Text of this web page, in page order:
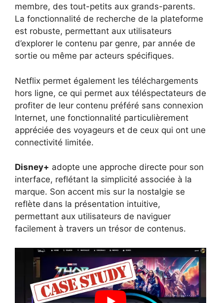
membre, des tout-petits aux grands-parents.
La fonctionnalité de recherche de la plateforme
est robuste, permettant aux utilisateurs
d’explorer le contenu par genre, par année de
sortie ou même par acteurs spécifiques.
Netflix permet également les téléchargements
hors ligne, ce qui permet aux téléspectateurs de
profiter de leur contenu préféré sans connexion
Internet, une fonctionnalité particulièrement
appréciée des voyageurs et de ceux qui ont une
connectivité limitée.
Disney+ adopte une approche directe pour son
interface, reflétant la simplicité associée à la
marque. Son accent mis sur la nostalgie se
reflète dans la présentation intuitive,
permettant aux utilisateurs de naviguer
facilement à travers un trésor de contenus.